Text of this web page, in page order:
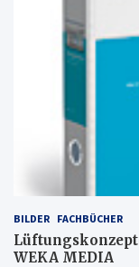
BILDER FACHBÜCHER
WEKA MEDIA